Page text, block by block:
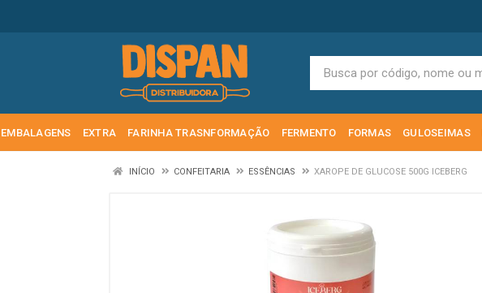
EMBALAGENS EXTRA FARINHA TRASNFORMAÇÃO FERMENTO FORMAS GULOSEIMAS
INÍCIO CONFEITARIA ESSÊNCIAS XAROPE DE GLUCOSE 500G ICEBERG